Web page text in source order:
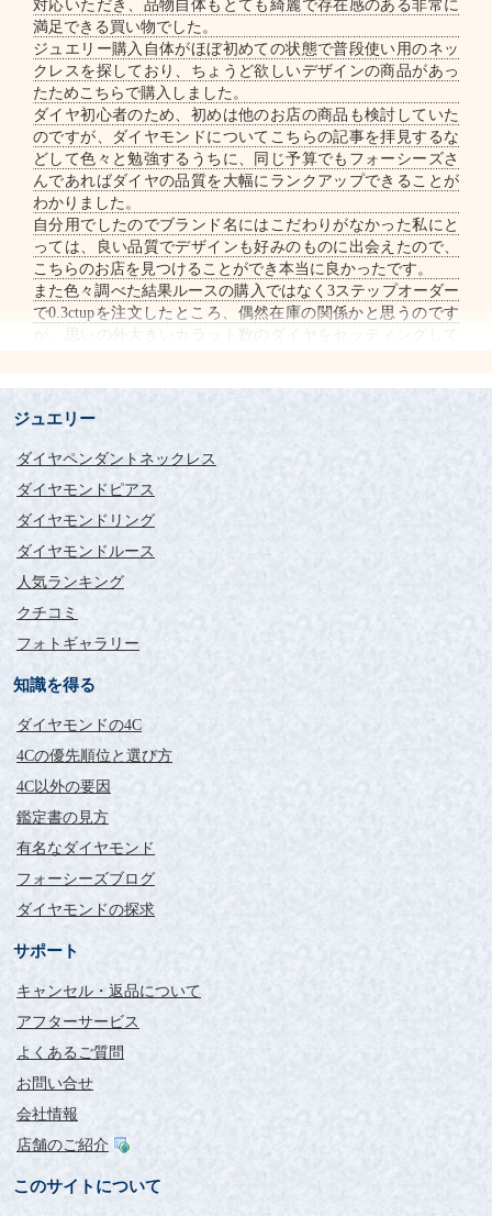
対応いただき、品物自体もとても綺麗で存在感のある非常に
満足できる買い物でした。
ジュエリー購入自体がほぼ初めての状態で普段使い用のネッ
クレスを探しており、ちょうど欲しいデザインの商品があっ
たためこちらで購入しました。
ダイヤ初心者のため、初めは他のお店の商品も検討していた
のですが、ダイヤモンドについてこちらの記事を拝見するな
どして色々と勉強するうちに、同じ予算でもフォーシーズさ
んであればダイヤの品質を大幅にランクアップできることが
わかりました。
自分用でしたのでブランド名にはこだわりがなかった私にと
っては、良い品質でデザインも好みのものに出会えたので、
こちらのお店を見つけることができ本当に良かったです。
また色々調べた結果ルースの購入ではなく3ステップオーダー
で0.3ctupを注文したところ、偶然在庫の関係かと思うのです
ジュエリー
ダイヤペンダントネックレス
ダイヤモンドピアス
ダイヤモンドリング
ダイヤモンドルース
人気ランキング
クチコミ
フォトギャラリー
知識を得る
ダイヤモンドの4C
4Cの優先順位と選び方
4C以外の要因
鑑定書の見方
有名なダイヤモンド
フォーシーズブログ
ダイヤモンドの探求
サポート
キャンセル・返品について
アフターサービス
よくあるご質問
お問い合せ
会社情報
店舗のご紹介
このサイトについて